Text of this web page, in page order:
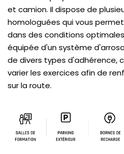
et camion. Il dispose de
homologuées qui vous
dans des conditions
équipée d'un système
de divers types d'adhérence,
varier les exercices afin de
sur la route.